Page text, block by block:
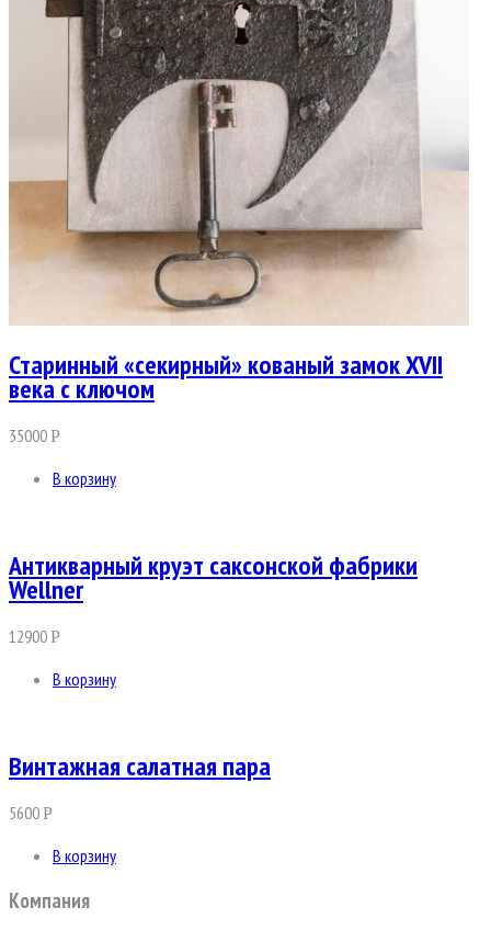
Старинный «секирный» кованый замок XVII
века с ключом
35000Р
В корзину
Антикварный круэт саксонской фабрики
Wellner
12900Р
В корзину
Винтажная салатная пара
5600Р
В корзину
Компания